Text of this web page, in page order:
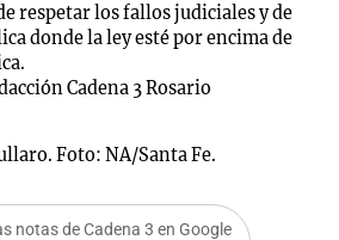
respetar los fallos judiciales y de
donde la ley esté por encima de
Cadena 3 Rosario
Foto: NA/Santa Fe.
notas de Cadena 3 en Google